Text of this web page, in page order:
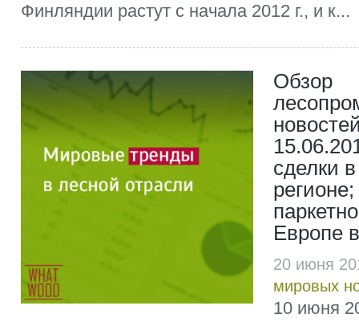
Финляндии растут с начала 2012 г., и к...
Обзор
сделки
Европе
20 июня
мировых
10 июня